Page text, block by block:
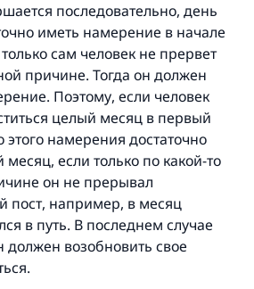
последовательно, день
иметь намерение в начале
сам человек не прервет
причине. Тогда он должен
Поэтому, если человек
целый месяц в первый
намерения достаточно
если только по какой-то
он не прерывал
пост, например, в месяц
в путь. В последнем случае
возобновить свое
помог сохранить
брак.